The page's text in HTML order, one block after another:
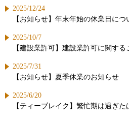
2025/12/24
【お知らせ】年末年始の休業日につ
2025/10/7
【建設業許可】建設業許可に関する
2025/7/31
【お知らせ】夏季休業のお知らせ
2025/6/20
【ティーブレイク】繁忙期は過ぎた